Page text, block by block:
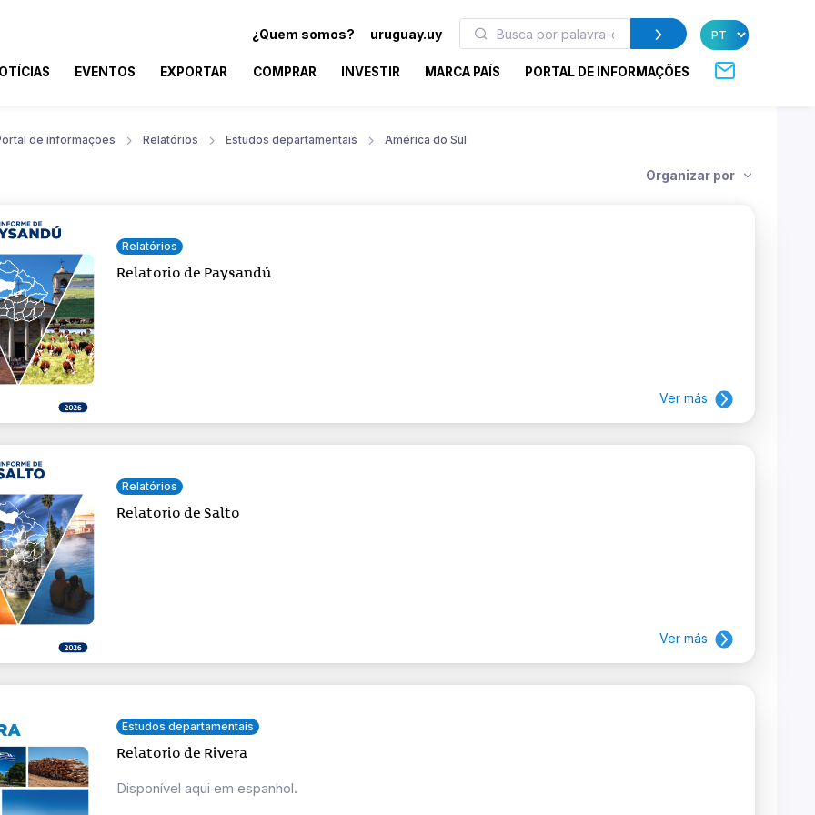
¿Quem somos? uruguay.uy
EVENTOS EXPORTAR COMPRAR INVESTIR MARCA PAÍS PORTAL DE INFORMAÇÕES
de informações Relatórios Estudos departamentais América do Sul
Organizar por
Relatórios
Relatorio de Paysandú
Ver más
Relatórios
Relatorio de Salto
Ver más
Estudos departamentais
Relatorio de Rivera
Disponível aqui em espanhol.